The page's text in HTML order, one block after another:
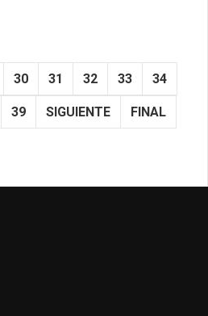
30 31 32 33 34
39 SIGUIENTE FINAL